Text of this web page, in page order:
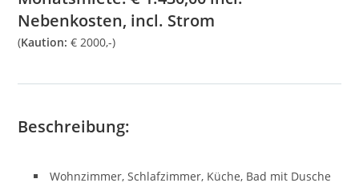
Nebenkosten, incl. Strom
(Kaution:€ 2000,-)
Beschreibung:
Wohnzimmer, Schlafzimmer, Küche, Bad mit Dusche